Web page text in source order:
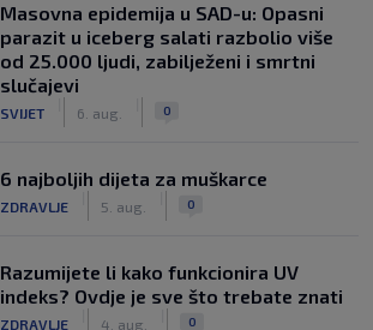
Masovna epidemija u SAD-u: Opasni
parazit u iceberg salati razbolio više
od 25.000 ljudi, zabilježeni i smrtni
slučajevi
SVIJET 6. aug. 0
6 najboljih dijeta za muškarce
ZDRAVLJE 5. aug. 0
Razumijete li kako funkcionira UV
indeks? Ovdje je sve što trebate znati
ZDRAVLJE 4. aug. 0